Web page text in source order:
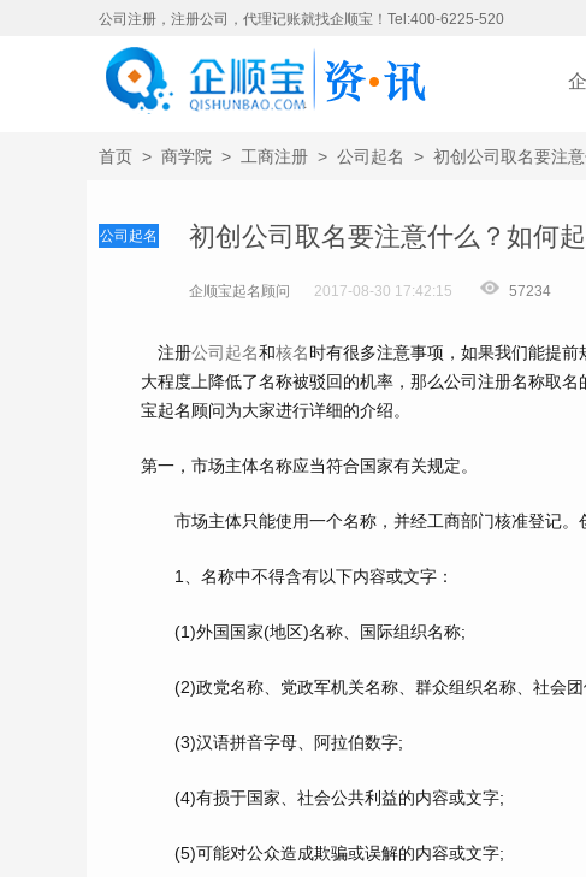
公司注册，注册公司，代理记账就找企顺宝！Tel:400-6225-520
首页 > 商学院 > 工商注册 > 公司起名 > 初创公司取名要注
公司起名 初创公司取名要注意什么？如何
企顺宝起名顾问 2017-08-30 17:42:15 57234
注册公司起名和核名时有很多注意事项，如果我们能提
大程度上降低了名称被驳回的机率，那么公司注册名称取
宝起名顾问为大家进行详细的介绍。
第一，市场主体名称应当符合国家有关规定。
市场主体只能使用一个名称，并经工商部门核准登记。
1、名称中不得含有以下内容或文字：
(1)外国国家(地区)名称、国际组织名称;
(2)政党名称、党政军机关名称、群众组织名称、社会团
(3)汉语拼音字母、阿拉伯数字;
(4)有损于国家、社会公共利益的内容或文字;
(5)可能对公众造成欺骗或误解的内容或文字;